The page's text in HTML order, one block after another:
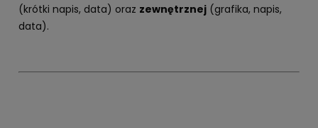
(krótki napis, data) oraz zewnętrznej (grafika, napis,
data).